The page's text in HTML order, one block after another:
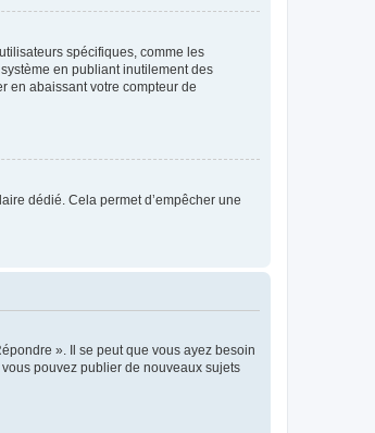
spécifiques, comme les
en publiant inutilement des
en abaissant votre compteur de
dédié. Cela permet d’empêcher une
». Il se peut que vous ayez besoin
pouvez publier de nouveaux sujets